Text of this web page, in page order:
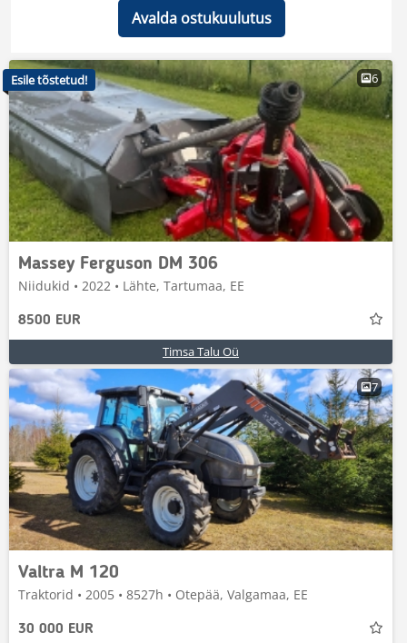
Avalda ostukuulutus
6
Massey Ferguson DM 306
Niidukid • 2022 • Lähte, Tartumaa, EE
8500 EUR
Timsa Talu Oü
Esile tõstetud!
7
Valtra M 120
Traktorid • 2005 • 8527h • Otepää, Valgamaa, EE
30 000 EUR